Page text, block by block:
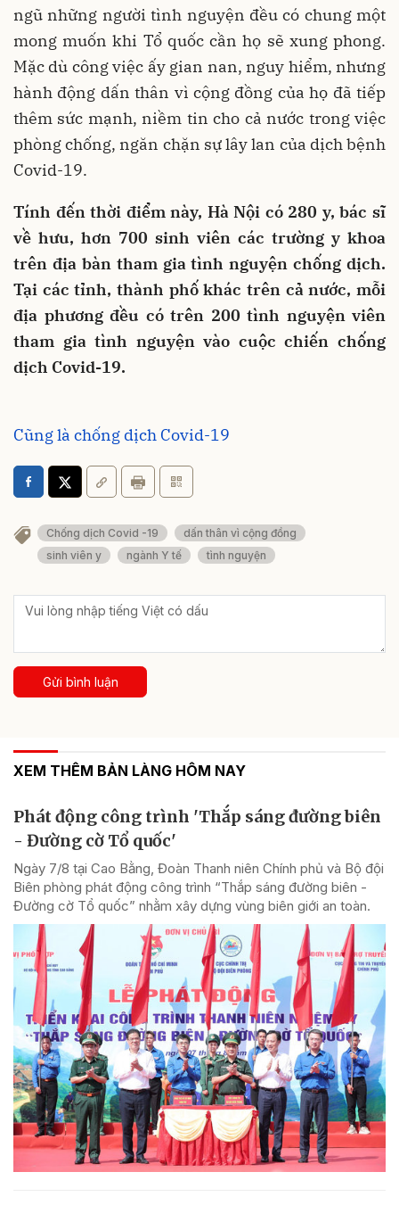
ngũ những người tình nguyện đều có chung một
mong muốn khi Tổ quốc cần họ sẽ xung phong.
Mặc dù công việc ấy gian nan, nguy hiểm, nhưng
hành động dấn thân vì cộng đồng của họ đã tiếp
thêm sức mạnh, niềm tin cho cả nước trong việc
phòng chống, ngăn chặn sự lây lan của dịch bệnh
Covid-19.
Tính đến thời điểm này, Hà Nội có 280 y, bác sĩ
về hưu, hơn 700 sinh viên các trường y khoa
trên địa bàn tham gia tình nguyện chống dịch.
Tại các tỉnh, thành phố khác trên cả nước, mỗi
địa phương đều có trên 200 tình nguyện viên
tham gia tình nguyện vào cuộc chiến chống
dịch Covid-19.
Cũng là chống dịch Covid-19
Chống dịch Covid -19
dấn thân vì cộng đồng
sinh viên y
ngành Y tế tình nguyện
Gửi bình luận
XEM THÊM BẢN LÀNG HÔM NAY
Phát động công trình 'Thắp sáng đường biên
- Đường cờ Tổ quốc'
Ngày 7/8 tại Cao Bằng, Đoàn Thanh niên Chính phủ và Bộ đội
Biên phòng phát động công trình “Thắp sáng đường biên -
Đường cờ Tổ quốc” nhằm xây dựng vùng biên giới an toàn.